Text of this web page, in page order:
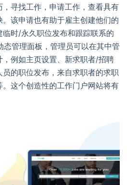
寻找工作，申请工作，查看具有
该申请也有助于雇主创建他们的
时/永久职位发布和跟踪联系的
管理面板，管理员可以在其中管
例如主页设置、新求职者/招聘
的职位发布，来自求职者的求职
这个创造性的工作门户网站将有